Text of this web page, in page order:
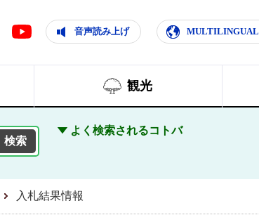
く住みよいまち
Facebook Youtube 音声読み上げ MULTILINGUAL
観光
よく検索されるコトバ
入札結果情報